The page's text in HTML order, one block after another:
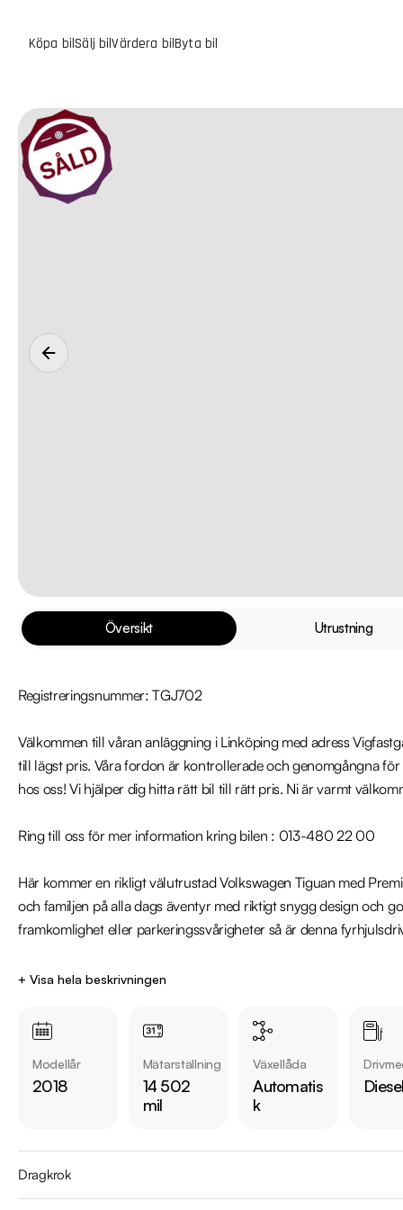
Köpa bilSälj bilVärdera bilByta bil
Översikt Utrustning
Registreringsnummer: TGJ702
Välkommen till våran anläggning i Linköping med adress
till lägst pris. Våra fordon är kontrollerade och genomgångna
hos oss! Vi hjälper dig hitta rätt bil till rätt pris. Ni är varmt
Ring till oss för mer information kring bilen : 013-480 22 00
Här kommer en rikligt välutrustad Volkswagen Tiguan med
och familjen på alla dags äventyr med riktigt snygg design och
framkomlighet eller parkeringssvårigheter så är denna
Bilen är leveransklar och utrustning över standard -
Krompaket, Fjärrstyrd Dieselvärmare, Active info, Cockpit,
Sportstolar, Sportratt, Rattvärme, Backkamera, Massagestol
Bagagelucka och mycket mer!
Övrig information om bilen:
Besiktigad till och med 2024-08-31
+ Visa hela beskrivningen
Modellår
2018
Mätarställning
14 502
mil
Växellåda
Automatis
k
Diesel
Dragkrok